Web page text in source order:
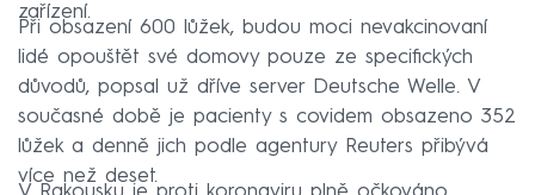
zařízení.
Při obsazení 600 lůžek, budou moci nevakcinovaní
lidé opouštět své domovy pouze ze specifických
důvodů, popsal už dříve server Deutsche Welle. V
současné době je pacienty s covidem obsazeno 352
lůžek a denně jich podle agentury Reuters přibývá
více než deset.